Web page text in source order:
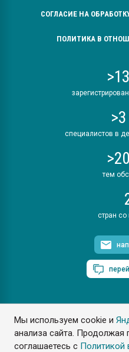
Мы используем cookie и
анализа сайта. Продолжая
соглашаетесь с Политикой
СОГЛАСИЕ НА
ПОЛИТИКА В
специалистов в
тем
стран со
ПластЭксперт ©
Разрешается копирование
ссылкой на